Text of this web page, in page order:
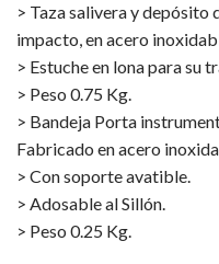
> Taza salivera y depósito
impacto, en acero
> Estuche en lona para su
> Peso 0.75 Kg.
> Bandeja Porta
Fabricado en acero
> Con soporte avatible.
> Adosable al Sillón.
> Peso 0.25 Kg.